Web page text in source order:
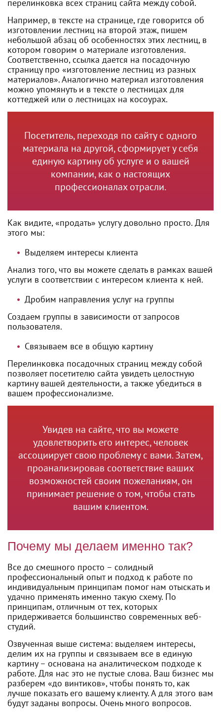
перелинковка всех страниц сайта между собой.
Например, в тексте на странице, где говорится об
изготовлении лестниц на второй этаж, пишем
небольшой абзац об особенностях этих лестниц, в
котором говорим о материале изготовления.
Соответственно, ссылка дается на посадочную
страницу про «изготовление лестниц из разных
материалов». Аналогично материал изготовления
можно упомянуть и в тексте о лестницах для
коттеджей или о лестницах на косоурах.
Посетитель, переходя по сайту с одного
материала на другой, сформирует у себя
единую картину об услуге и о вашей
компании, как о настоящих
профессионалах отрасли.
Как видите, «продать» услугу довольно просто. Для
этого мы:
Выделяем интересы клиента
Анализ того, что вы можете сделать в рамках вашей
услуги в соответствии с интересом клиента к ней.
Дробим направления услуг на группы
Создаем группы в зависимости от запросов
пользователя.
Связываем все в общую картину
Перелинковка посадочных страниц между собой
позволяет посетителю сайта увидеть целостную
картину вашей деятельности, а также убедиться в
вашем профессионализме.
Увидев на сайте, что вы можете
удовлетворить его интерес, человек
ассоциирует свою проблему с вами. Затем,
проанализировав соответствие ваших
возможностей своим пожеланиям, он
принимает решение о том, чтобы стать
вашим клиентом.
Почему мы делаем именно так?
Все до смешного просто – солидный
профессиональный опыт и подход к работе по
индивидуальным принципам помог нам отыскать и
удачно применять именно такую схему. По
принципам, отличным от тех, которых
придерживается большинство современных веб-
студий.
Озвученная выше система: выделяем интересы,
делим их на группы и связываем все в единую
картину – основана на аналитическом подходе к
работе. Для нас это не пустые слова. Ваш бизнес мы
разберем «до винтиков», чтобы понять то, как
лучше показать его вашему клиенту. А для этого вам
будут заданы вопросы. Очень много вопросов.